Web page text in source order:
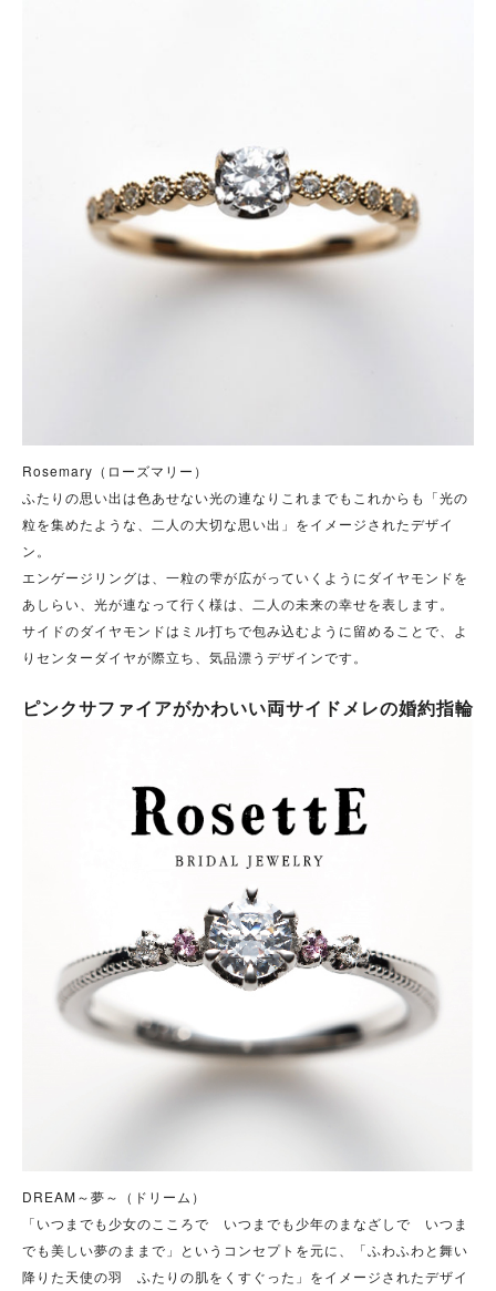
Rosemary（ローズマリー）
ふたりの思い出は色あせない光の連なりこれまでもこれからも「光の
粒を集めたような、二人の大切な思い出」をイメージされたデザイ
ン。
エンゲージリングは、一粒の雫が広がっていくようにダイヤモンドを
あしらい、光が連なって行く様は、二人の未来の幸せを表します。
サイドのダイヤモンドはミル打ちで包み込むように留めることで、よ
りセンターダイヤが際立ち、気品漂うデザインです。
ピンクサファイアがかわいい両サイドメレの婚約指輪
DREAM～夢～（ドリーム）
「いつまでも少女のこころで いつまでも少年のまなざしで いつま
でも美しい夢のままで」というコンセプトを元に、「ふわふわと舞い
降りた天使の羽 ふたりの肌をくすぐった」をイメージされたデザイ